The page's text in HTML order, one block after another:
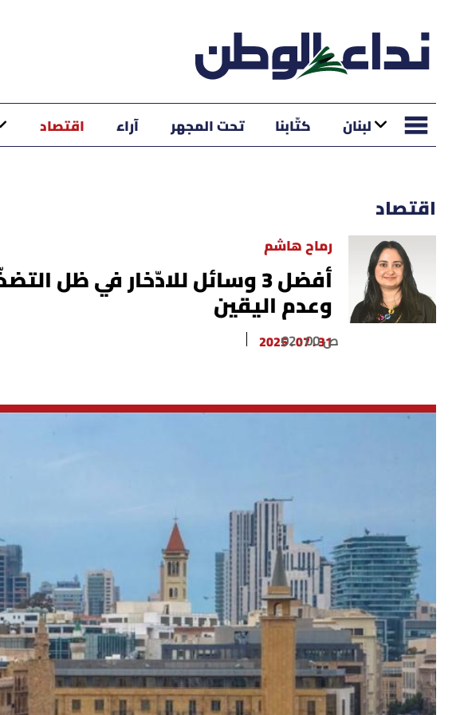
لبنان كتّابنا تحت المجهر آراء اقتصاد
اقتصاد
رماح هاشم
أفضل 3 وسائل للادّخار في ظل
وعدم اليقين
31 . 07 . 2025
02 : 00 ص